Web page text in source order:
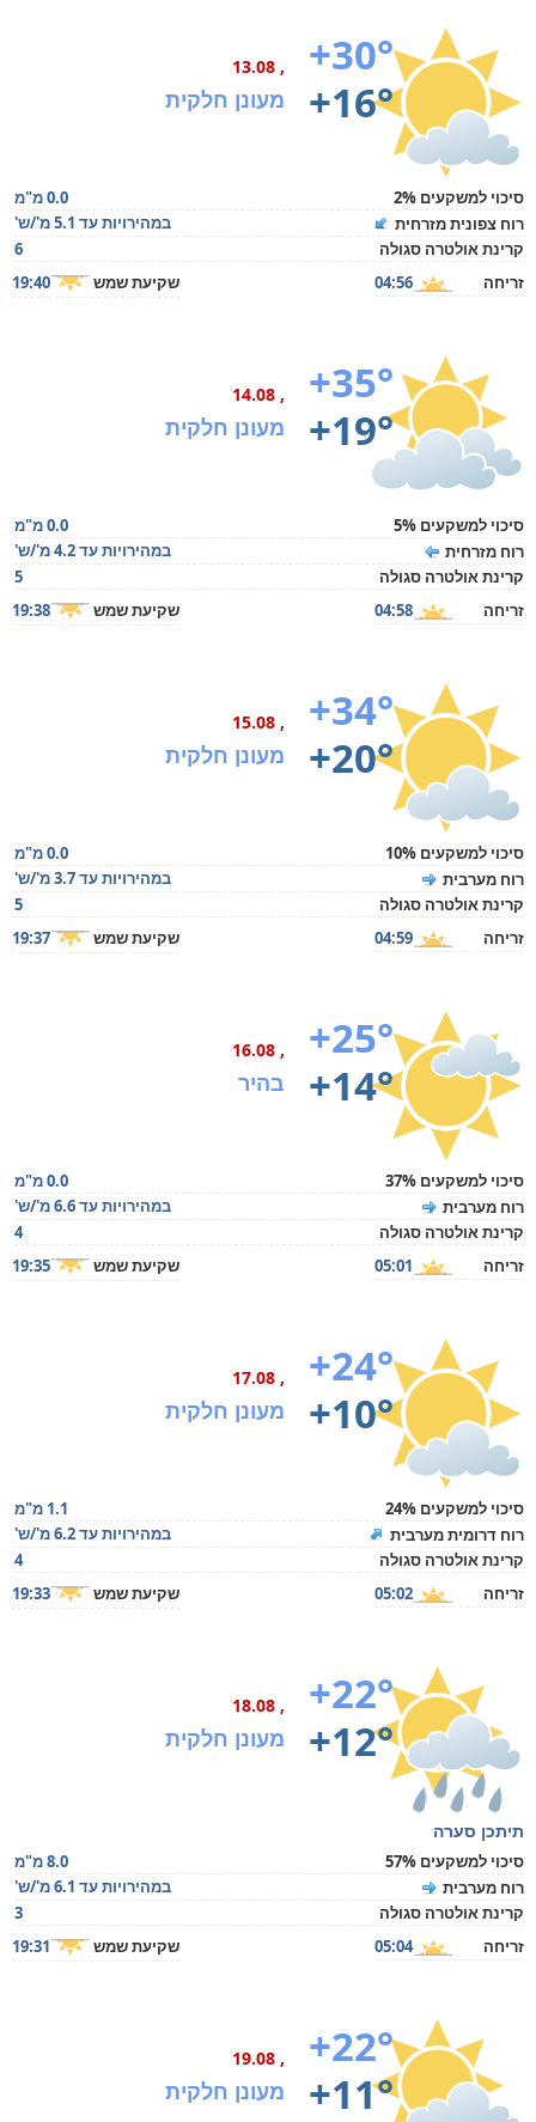
+30°
+16°
, 13.08
מעונן חלקית
סיכוי למשקעים 2%
0.0 מ"מ
רוח צפונית מזרחית
במהירויות עד 5.1 מ'/ש'
קרינת אולטרה סגולה
6
זריחה
04:56 שקיעת שמש 19:40
+35°
+19°
, 14.08
מעונן חלקית
סיכוי למשקעים 5%
0.0 מ"מ
רוח מזרחית
במהירויות עד 4.2 מ'/ש'
קרינת אולטרה סגולה
5
זריחה
04:58 שקיעת שמש 19:38
+34°
+20°
, 15.08
מעונן חלקית
סיכוי למשקעים 10%
0.0 מ"מ
רוח מערבית
במהירויות עד 3.7 מ'/ש'
קרינת אולטרה סגולה
5
זריחה
04:59 שקיעת שמש 19:37
+25°
+14°
, 16.08
בהיר
סיכוי למשקעים 37%
0.0 מ"מ
רוח מערבית
במהירויות עד 6.6 מ'/ש'
קרינת אולטרה סגולה
4
זריחה
05:01 שקיעת שמש 19:35
+24°
+10°
, 17.08
מעונן חלקית
סיכוי למשקעים 24%
1.1 מ"מ
רוח דרומית מערבית
במהירויות עד 6.2 מ'/ש'
קרינת אולטרה סגולה
4
זריחה
05:02 שקיעת שמש 19:33
+22°
+12°
, 18.08
מעונן חלקית
תיתכן סערה
סיכוי למשקעים 57%
8.0 מ"מ
רוח מערבית
במהירויות עד 6.1 מ'/ש'
קרינת אולטרה סגולה
3
זריחה
05:04 שקיעת שמש 19:31
+22°
+11°
, 19.08
מעונן חלקית